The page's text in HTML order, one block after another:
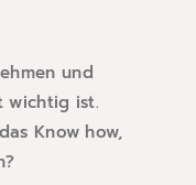
und
wichtig ist.
Know how,